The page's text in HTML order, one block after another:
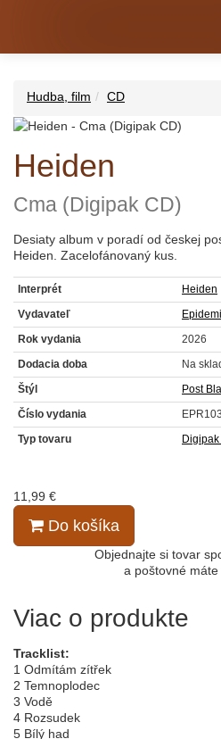
Hudba, film CD
Heiden
Cma (Digipak CD)
Desiaty album v poradí od českej
Heiden. Zacelofánovaný kus.
Interprét
Heiden
Vydavateľ
Rok vydania
2026
Dodacia doba
Na
Štýl
Post
Číslo vydania
EPR103
Typ tovaru
Digipak
11,99 €
Do košíka
Objednajte si tovar
a poštovné
Viac o produkte
Tracklist:
1 Odmítám zítřek
2 Temnoplodec
3 Vodě
4 Rozsudek
5 Bílý had